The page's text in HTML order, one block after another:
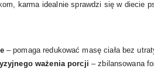
karma idealnie sprawdzi się w diecie
– pomaga redukować masę ciała bez
ważenia porcji – zbilansowana